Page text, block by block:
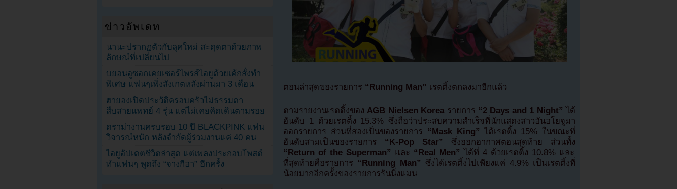
ตอนล่าสุดของรายการ “Running Man” เรตติ้งตกลงมาอีกแล้ว
ตามรายงานเรตติ้งของ AGB Nielsen Korea รายการ “2 Days and 1 Night” ได้
อันดับ 1 ด้วยเรตติ้ง 15.3% ซึ่งถือว่าประสบความสำเร็จที่นักแสดงสาวฮันฮโยจูมา
ออกรายการ ส่วนที่สองเป็นของรายการ “Mask King” ได้เรตติ้ง 15% ในขณะที่
อันดับสามเป็นของรายการ “K-Pop Star”
ซึ่งออกอากาศตอนสุดท้าย ส่วนทั้ง
“Return of the Superman” และ “Real Men” ได้ที่ 4 ด้วยเรตติ้ง 10.8% และ
ที่สุดท้ายคือรายการ “Running Man” ซึ่งได้เรตติ้งไปเพียงแค่ 4.9% เป็นเรตติ้งที่
น้อยมากอีกครั้งของรายการรันนิ่งแมน
ข่าวอัพเดท
นานะปรากฏตัวกับลุคใหม่ สะดุดตาด้วยภาพ
ลักษณ์ที่เปลี่ยนไป
บยอนอูซอกเคยเซอร์ไพรส์ไอยูด้วยเค้กสั่งทำ
พิเศษ แฟนๆเพิ่งสังเกตหลังผ่านมา 3 เดือน
ฮายองเปิดประวัติครอบครัวไม่ธรรมดา
สืบสายแพทย์ 4 รุ่น แต่ไม่เคยคิดเดินตามรอย
ดราม่างานครบรอบ 10 ปี BLACKPINK แฟน
วิจารณ์หนัก หลังจำกัดผู้ร่วมงานแค่ 40 คน
ไอยูอัปเดตชีวิตล่าสุด แต่เพลงประกอบโพสต์
ทำแฟนๆ พูดถึง “จางกีฮา” อีกครั้ง